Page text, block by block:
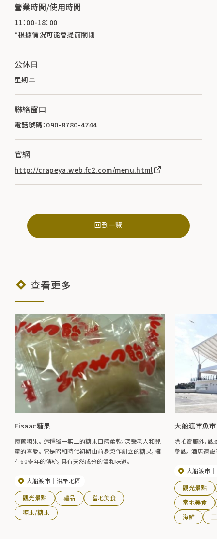
營業時間/使用時間
11：00-18：00
*根據情況可能會提前關閉
公休日
星期二
聯絡窗口
電話號碼：090-8780-4744
官網
http://crapeya.web.fc2.com/menu.html
回到一覽
查看更多
Eisaac糖果
懷舊糖果。 這種獨一無二的糖果口感柔軟，深受老人和兒
童的喜愛。 它是昭和時代初期由前身榮作創立的糖果，擁
有60多年的傳統，具有天然成分的溫和味道。
大船渡市 沿岸地區
觀光景點 禮品
當地美食
糖果/糖果
大船渡市魚
除拍賣廳外，觀
參觀。 酒店還
大船渡市
觀光景點
當地美食
海鮮